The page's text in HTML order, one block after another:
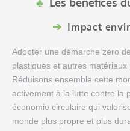
Impact
Adopter une démarche zéro
plastiques et autres
Réduisons ensemble cette
activement à la lutte contre la
économie circulaire qui
monde plus propre et plus